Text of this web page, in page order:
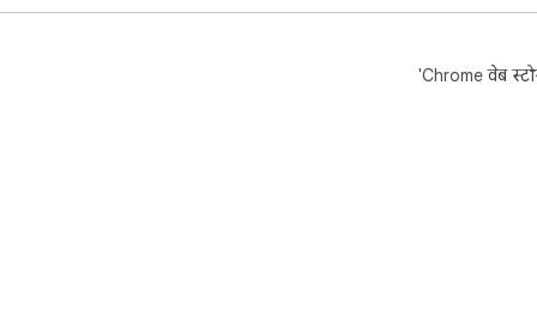
'Chrome वेब